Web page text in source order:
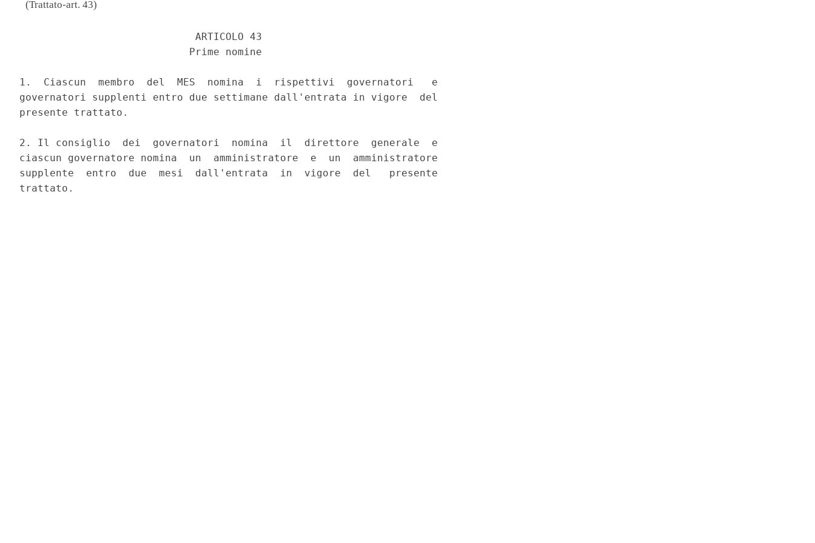
(Trattato-art. 43)
                             ARTICOLO 43
                            Prime nomine
1.  Ciascun  membro  del  MES  nomina  i  rispettivi  governatori   e
governatori supplenti entro due settimane dall'entrata in vigore  del
presente trattato.
2. Il consiglio  dei  governatori  nomina  il  direttore  generale  e
ciascun governatore nomina  un  amministratore  e  un  amministratore
supplente  entro  due  mesi  dall'entrata  in  vigore  del   presente
trattato.